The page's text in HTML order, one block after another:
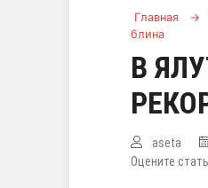
Главная →
блина
В
aseta
Оцените